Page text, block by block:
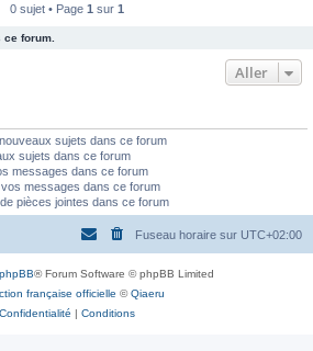
0 sujet • Page 1 sur 1
ce forum.
Aller
sujets dans ce forum
sujets dans ce forum
messages dans ce forum
messages dans ce forum
pièces jointes dans ce forum
Fuseau horaire sur UTC+02:00
phpBB® Forum Software © phpBB Limited
française officielle ©Qiaeru
Confidentialité | Conditions